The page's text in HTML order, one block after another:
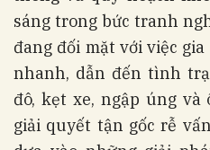
sáng trong bức tranh
đang đối mặt với việc
nhanh, dẫn đến tình
đô, kẹt xe, ngập úng
giải quyết tận gốc rễ